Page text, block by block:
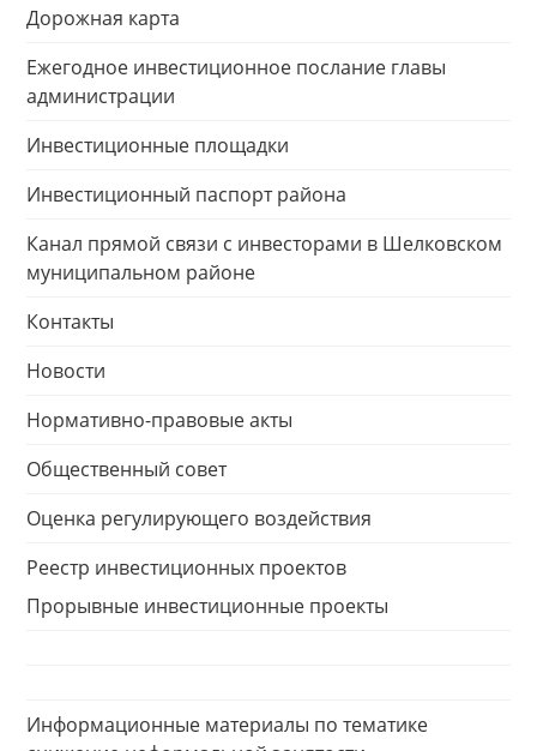
Дорожная карта
Ежегодное инвестиционное послание главы
администрации
Инвестиционные площадки
Инвестиционный паспорт района
Канал прямой связи с инвесторами в Шелковском
муниципальном районе
Контакты
Новости
Нормативно-правовые акты
Общественный совет
Оценка регулирующего воздействия
Реестр инвестиционных проектов
Прорывные инвестиционные проекты
Информационные материалы по тематике